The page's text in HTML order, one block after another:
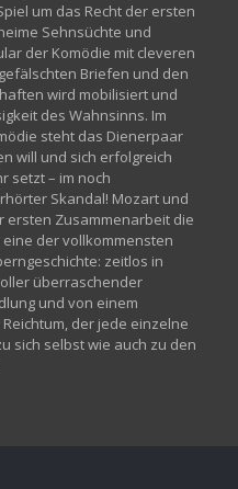
um das Recht der ersten
Sehnsüchte und
der Komödie mit cleveren
Briefen und den
wird mobilisiert und
des Wahnsinns. Im
steht das Dienerpaar
will und sich erfolgreich
setzt – im noch
Skandal! Mozart und
ersten Zusammenarbeit die
der vollkommensten
zeitlos in
überraschender
und von einem
der jede einzelne
sich selbst wie auch zu den